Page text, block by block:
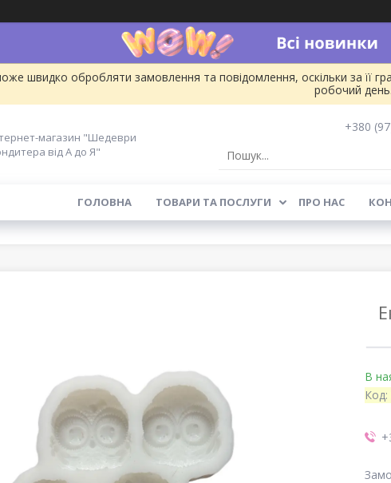
швидко обробляти замовлення та повідомлення, оскільки за її
робочий день.
магазин "Шедеври
від А до Я"
+380
ГОЛОВНА ТОВАРИ ТА ПОСЛУГИ ПРО НАС
В
Код: